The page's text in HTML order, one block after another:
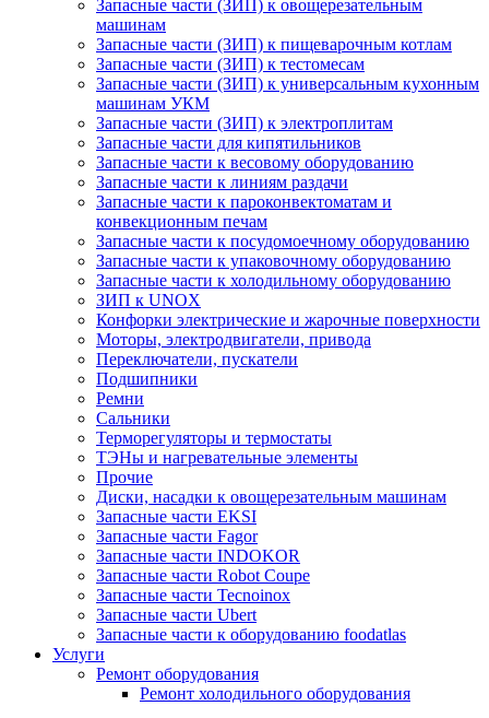
Запасные части (ЗИП) к овощерезательным
машинам
Запасные части (ЗИП) к пищеварочным котлам
Запасные части (ЗИП) к тестомесам
Запасные части (ЗИП) к универсальным кухонным
машинам УКМ
Запасные части (ЗИП) к электроплитам
Запасные части для кипятильников
Запасные части к весовому оборудованию
Запасные части к линиям раздачи
Запасные части к пароконвектоматам и
конвекционным печам
Запасные части к посудомоечному оборудованию
Запасные части к упаковочному оборудованию
Запасные части к холодильному оборудованию
ЗИП к UNOX
Конфорки электрические и жарочные поверхности
Моторы, электродвигатели, привода
Переключатели, пускатели
Подшипники
Ремни
Сальники
Терморегуляторы и термостаты
ТЭНы и нагревательные элементы
Прочие
Диски, насадки к овощерезательным машинам
Запасные части EKSI
Запасные части Fagor
Запасные части INDOKOR
Запасные части Robot Coupe
Запасные части Tecnoinox
Запасные части Ubert
Запасные части к оборудованию foodatlas
Услуги
Ремонт оборудования
Ремонт холодильного оборудования